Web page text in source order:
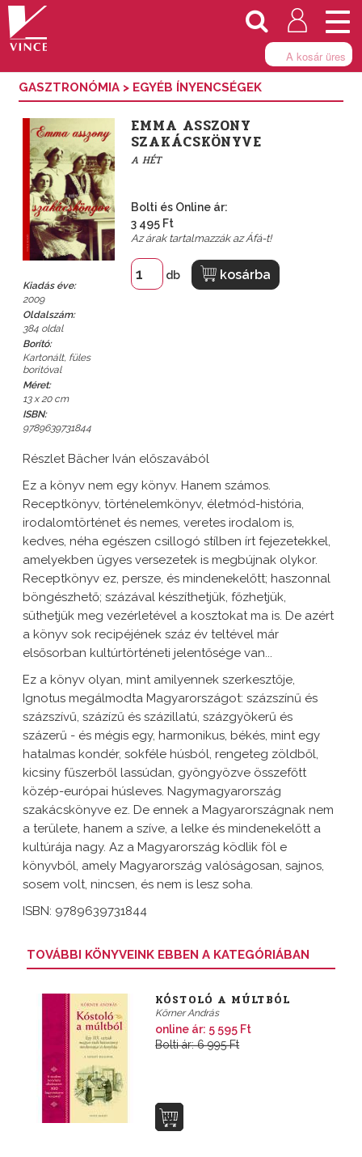
A kosár üres
GASZTRONÓMIA > EGYÉB ÍNYENCSÉGEK
Kiadás éve:
2009
Oldalszám:
384 oldal
Borító:
Kartonált, füles
boritóval
Méret:
13 x 20 cm
ISBN:
9789639731844
EMMA ASSZONY
SZAKÁCSKÖNYVE
A HÉT
Bolti és Online ár:
3 495 Ft
Az árak tartalmazzák az Áfá-t!
db kosárba
Részlet Bächer Iván előszavából
Ez a könyv nem egy könyv. Hanem számos.
Receptkönyv, történelemkönyv, életmód-história,
irodalomtörténet és nemes, veretes irodalom is,
kedves, néha egészen csillogó stílben írt fejezetekkel,
amelyekben ügyes versezetek is megbújnak olykor.
Receptkönyv ez, persze, és mindenekelőtt; haszonnal
böngészhető; százával készíthetjük, főzhetjük,
süthetjük meg vezérletével a kosztokat ma is. De azért
a könyv sok recipéjének száz év teltével már
elsősorban kultúrtörténeti jelentősége van...
Ez a könyv olyan, mint amilyennek szerkesztője,
Ignotus megálmodta Magyarországot: százszínű és
százszívű, százízű és százillatú, százgyökerű és
százerű - és mégis egy, harmonikus, békés, mint egy
hatalmas kondér, sokféle húsból, rengeteg zöldből,
kicsiny fűszerből lassúdan, gyöngyözve összefőtt
közép-európai húsleves. Nagymagyarország
szakácskönyve ez. De ennek a Magyarországnak nem
a területe, hanem a szíve, a lelke és mindenekelőtt a
kultúrája nagy. Az a Magyarország ködlik föl e
könyvből, amely Magyarország valóságosan, sajnos,
sosem volt, nincsen, és nem is lesz soha.
ISBN: 9789639731844
TOVÁBBI KÖNYVEINK EBBEN A KATEGÓRIÁBAN
KÓSTOLÓ A MÚLTBÓL
Körner András
online ár: 5 595 Ft
Bolti ár: 6 995 Ft